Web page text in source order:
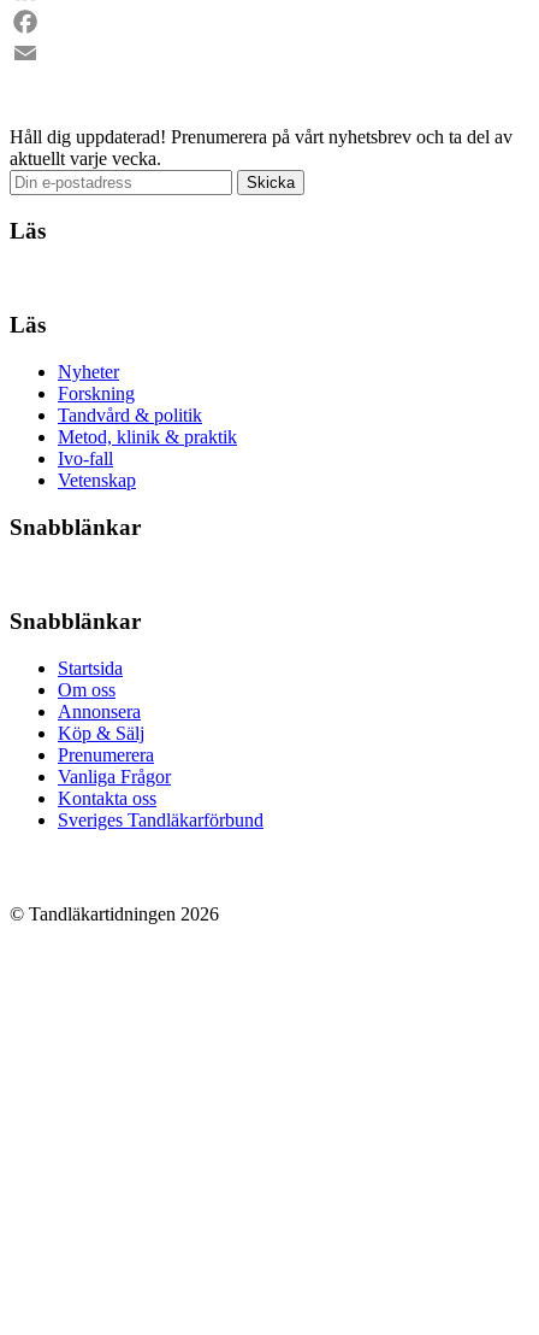
LinkedIn
Facebook
Håll dig uppdaterad! Prenumerera på vårt nyhetsbrev och ta del av
aktuellt varje vecka.
Läs
Läs
Nyheter
Forskning
Tandvård & politik
Metod, klinik & praktik
Ivo-fall
Vetenskap
Snabblänkar
Snabblänkar
Startsida
Om oss
Annonsera
Köp & Sälj
Prenumerera
Vanliga Frågor
Kontakta oss
Sveriges Tandläkarförbund
© Tandläkartidningen 2026